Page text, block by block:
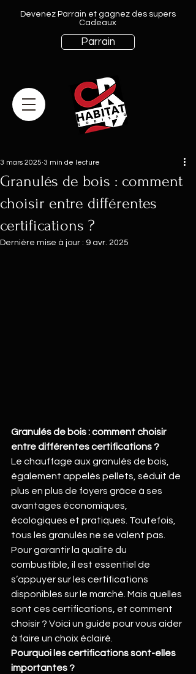
Devenez Parrain et gagnez des supers
Cadeaux
Parrain
Granulés de bois : comment
choisir entre différentes
certifications ?
3 mars 2025 3 min de lecture
Dernière mise à jour : 9 avr. 2025
Granulés de bois : comment choisir
entre différentes certifications ?
Le chauffage aux granulés de bois,
également appelés pellets, séduit de
plus en plus de foyers grâce à ses
avantages économiques,
écologiques et pratiques. Toutefois,
tous les granulés ne se valent pas.
Pour garantir la qualité du
combustible, il est essentiel de
s’appuyer sur les certifications
disponibles sur le marché. Mais quelles
sont ces certifications, et comment
choisir ? Voici un guide pour vous aider
à faire un choix éclairé.
Pourquoi les certifications sont-elles
importantes ?